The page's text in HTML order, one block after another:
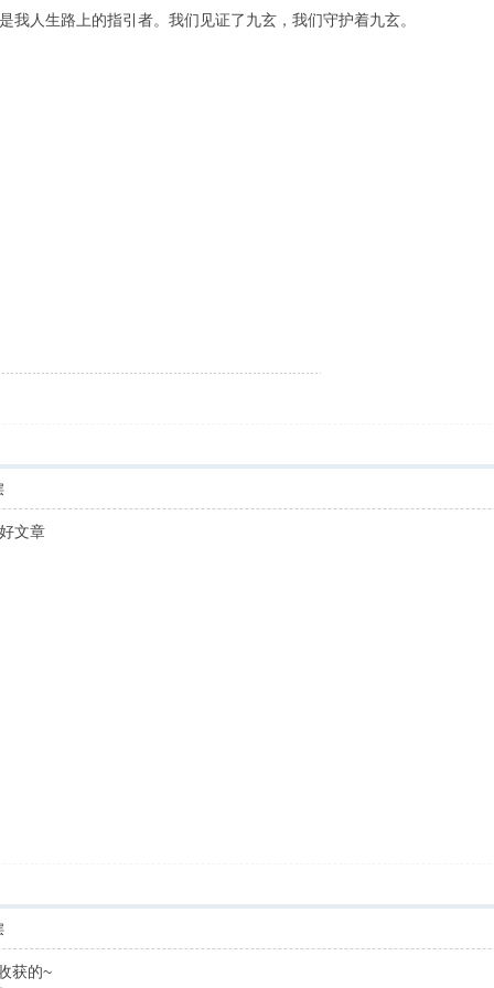
我人生路上的指引者。我们见证了九玄，我们守护着九玄。
文章
获的~